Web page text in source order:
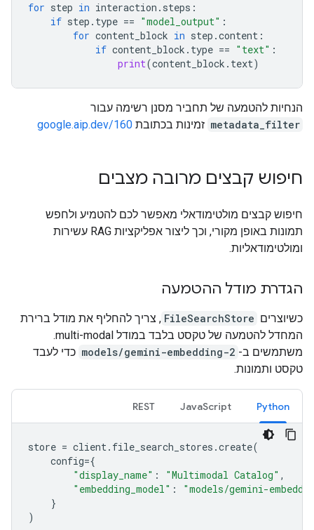
for step in interaction . steps :
if step . type == "model_output" :
for content_block in step .content :
if content_block . type == "text" :
print(content_block . text)
הנחיות להטמעה של תחביר מסנן רשימה עבור
metadata_filter זמינות בכתובת google.aip.dev/160
חיפוש קבצים מרובה מצבים
חיפוש קבצים מולטימודאלי מאפשר לכם להטמיע ולחפש
תמונות באופן מקורי, וכך ליצור אפליקציות RAG עשירות
ומולטימודאליות.
הגדרת מודל ההטמעה
כשיוצרים FileSearchStore , צריך להחליף את מודל ברירת
המחדל להטמעה של טקסט בלבד במודל multi-modal.
משתמשים ב- models/gemini-embedding-2 כדי לעבד
טקסט ותמונות.
Python
JavaScript
REST
store = client. file_search_stores .create(
config={
"display_name" : "Multimodal Catalog" ,
"embedding_model" :
"models/gemini-
}
)